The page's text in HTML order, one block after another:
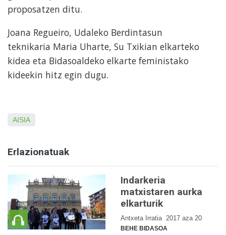
proposatzen ditu.
Joana Regueiro, Udaleko Berdintasun
teknikaria Maria Uharte, Su Txikian elkarteko
kidea eta Bidasoaldeko elkarte feministako
kideekin hitz egin dugu.
AISIA
Erlazionatuak
Indarkeria
matxistaren aurka
elkarturik
Antxeta Irratia 2017 aza 20
BEHE BIDASOA